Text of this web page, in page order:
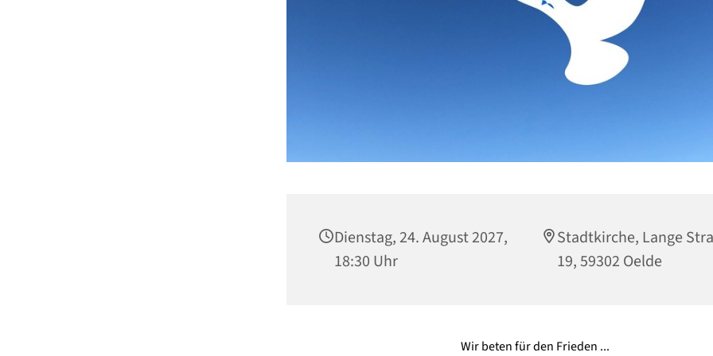
Dienstag, 24. August 2027,
18:30 Uhr
Stadtkirche, Lange
19, 59302 Oelde
Wir beten für den Frieden ...